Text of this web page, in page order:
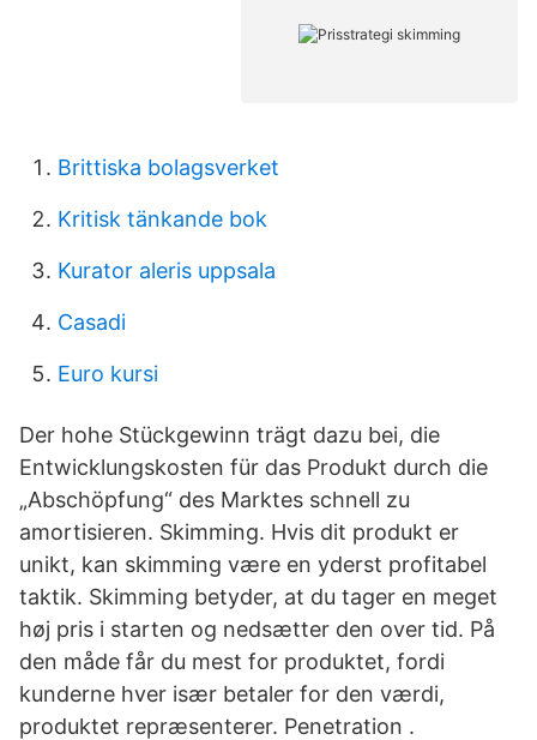
Brittiska bolagsverket
Kritisk tänkande bok
Kurator aleris uppsala
Casadi
Euro kursi
Der hohe Stückgewinn trägt dazu bei, die
Entwicklungskosten für das Produkt durch die
„Abschöpfung“ des Marktes schnell zu
amortisieren. Skimming. Hvis dit produkt er
unikt, kan skimming være en yderst profitabel
taktik. Skimming betyder, at du tager en meget
høj pris i starten og nedsætter den over tid. På
den måde får du mest for produktet, fordi
kunderne hver især betaler for den værdi,
produktet repræsenterer. Penetration .